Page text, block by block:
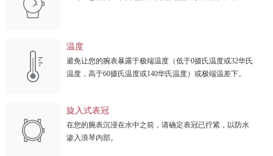
温度
避免让您的腕表暴露于极端温度（低于0摄氏温度或32华氏
温度，高于60摄氏温度或140华氏温度）或极端温差下。
旋入式表冠
在您的腕表沉浸在水中之前，请确定表冠已拧紧，以防水
渗入浪琴内部。